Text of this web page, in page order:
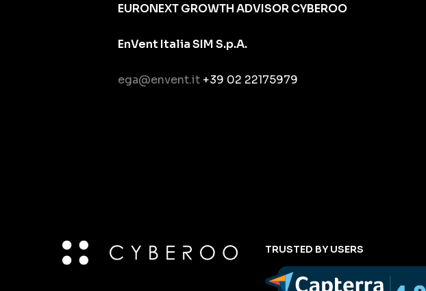
EURONEXT GROWTH ADVISOR CYBEROO
EnVent Italia SIM S.p.A.
ega@envent.it +39 02 22175979
TRUSTED BY USERS